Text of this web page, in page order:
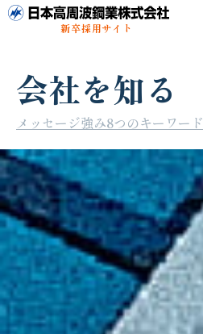
新卒採用サイト
会社を知る
メッセージ強み8つのキーワード